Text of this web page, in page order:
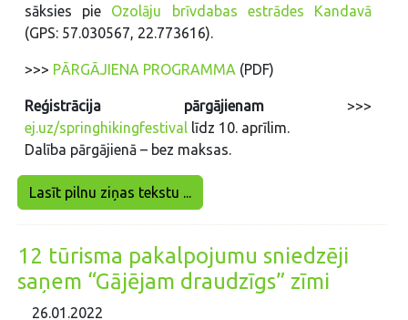
sāksies pie Ozolāju brīvdabas estrādes Kandavā
(GPS: 57.030567, 22.773616).
>>> PĀRGĀJIENA PROGRAMMA (PDF)
Reģistrācija pārgājienam >>>
ej.uz/springhikingfestival līdz 10. aprīlim.
Dalība pārgājienā – bez maksas.
Lasīt pilnu ziņas tekstu ...
12 tūrisma pakalpojumu sniedzēji
saņem “Gājējam draudzīgs” zīmi
26.01.2022